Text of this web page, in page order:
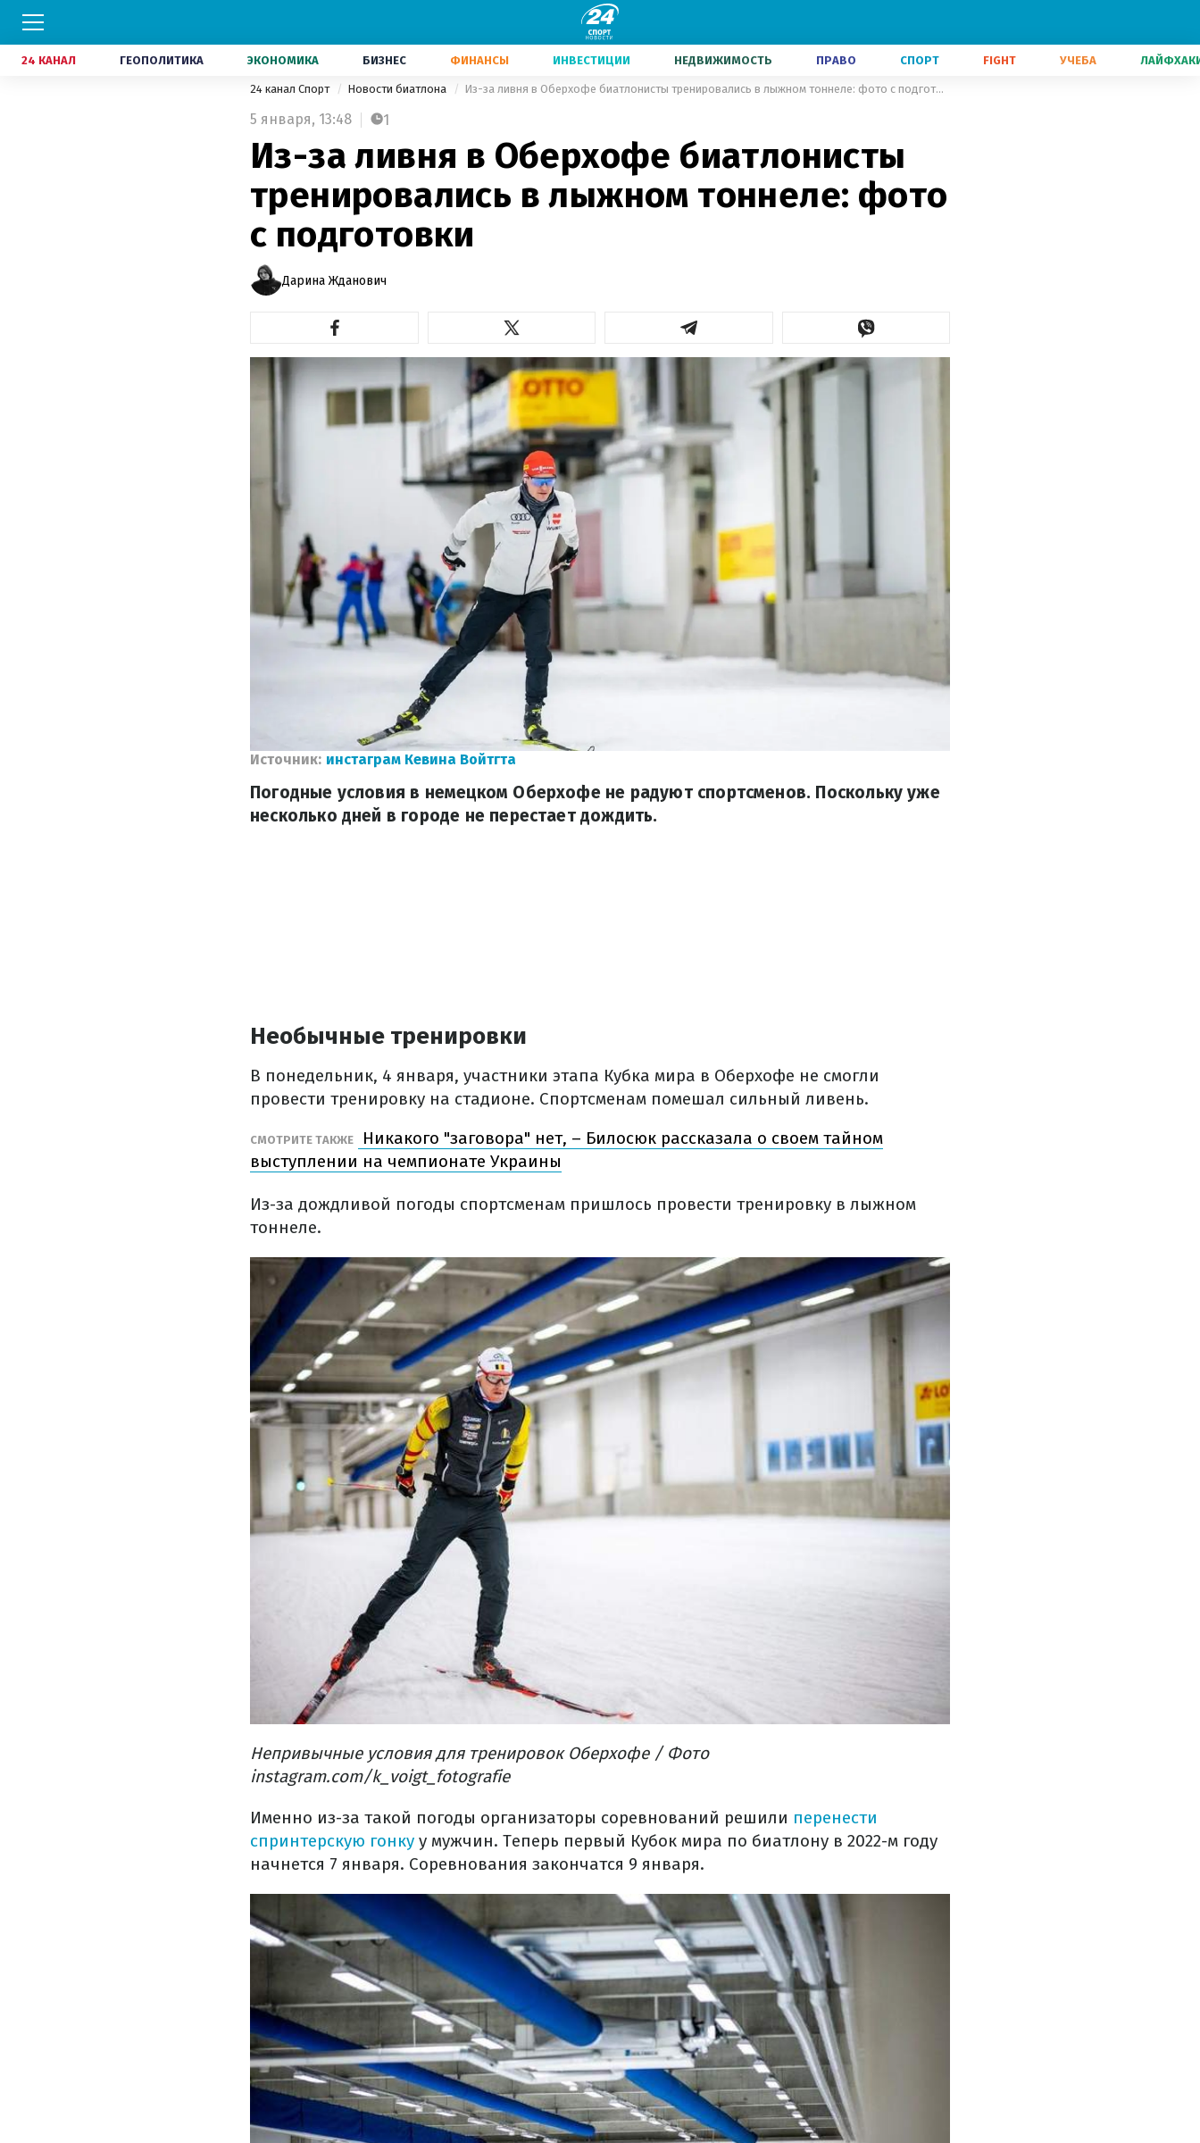
24 КАНАЛ ГЕОПОЛИТИКА ЭКОНОМИКА БИЗНЕС ФИНАНСЫ ИНВЕСТИЦИИ НЕДВИЖИМОСТЬ ПРАВО СПОРТ FIGHT УЧЕБА
24 канал Спорт Новости биатлона Из-за ливня в Оберхофе биатлонисты тренировались в лыжном тоннеле: фото с подготовки
5 января, 13:48 1
Из-за ливня в Оберхофе биатлонисты
тренировались в лыжном тоннеле: фото
с подготовки
Дарина Жданович
Источник: инстаграм Кевина Войтгта
Погодные условия в немецком Оберхофе не радуют спортсменов. Поскольку уже
несколько дней в городе не перестает дождить.
Необычные тренировки
В понедельник, 4 января, участники этапа Кубка мира в Оберхофе не смогли
провести тренировку на стадионе. Спортсменам помешал сильный ливень.
СМОТРИТЕ ТАКЖЕ
Никакого "заговора" нет, – Билосюк рассказала о своем тайном
выступлении на чемпионате Украины
Из-за дождливой погоды спортсменам пришлось провести тренировку в лыжном
тоннеле.
Непривычные условия для тренировок Оберхофе / Фото
instagram.com/k_voigt_fotografie
Именно из-за такой погоды организаторы соревнований решили перенести
спринтерскую гонку у мужчин. Теперь первый Кубок мира по биатлону в 2022-м году
начнется 7 января. Соревнования закончатся 9 января.